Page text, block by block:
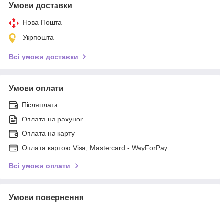
Умови доставки
Нова Пошта
Укрпошта
Всі умови доставки
Умови оплати
Післяплата
Оплата на рахунок
Оплата на карту
Оплата картою Visa, Mastercard - WayForPay
Всі умови оплати
Умови повернення